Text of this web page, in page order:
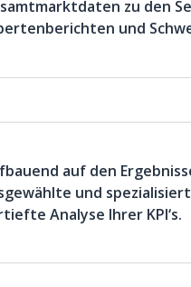
zu den
und
auf den
und
Analyse Ihrer KPI‘s.